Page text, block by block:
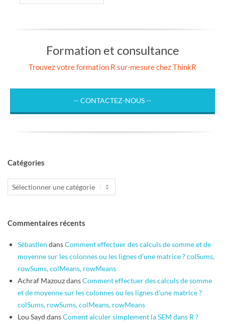
Formation et consultance
Trouvez votre formation R sur-mesure chez ThinkR
-- CONTACTEZ-NOUS --
Catégories
Catégories
Commentaires récents
Sébastien dansComment effectuer des calculs de somme et de
moyenne sur les colonnes ou les lignes d’une matrice ? colSums,
rowSums, colMeans, rowMeans
Achraf MazouzdansComment effectuer des calculs de somme
et de moyenne sur les colonnes ou les lignes d’une matrice ?
colSums, rowSums, colMeans, rowMeans
Lou Sayd dansComent alculer simplement la SEM dans R ?